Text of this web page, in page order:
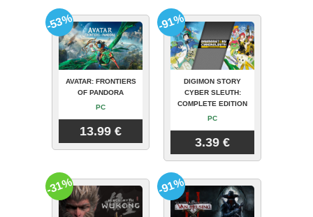
AVATAR: FRONTIERS
OF PANDORA
PC
13.99 €
-53%
DIGIMON STORY
CYBER SLEUTH:
COMPLETE EDITION
PC
3.39 €
-91%
-31% -91%